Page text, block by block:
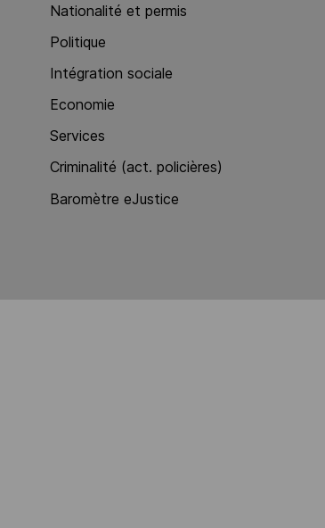
Nationalité et permis
Politique
Intégration sociale
Economie
Services
Criminalité (act. policières)
Baromètre eJustice